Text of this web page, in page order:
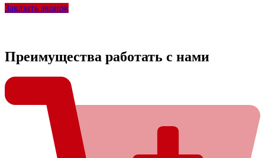
Заказать звонок
Преимущества работать с нами